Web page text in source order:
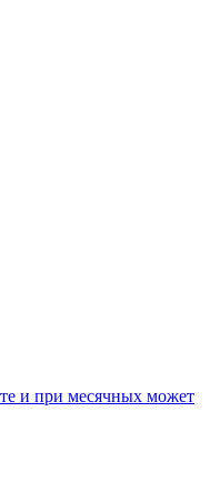
и при месячных может